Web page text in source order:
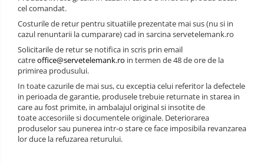
PAŞTE / EASTER
TEMATICA CULINARA
IARNA-CRACIUN-REVELION
DECOR BEJ & MARO
DECOR ROZ
DECOR NUNTA & LOGODNA
DECOR BOTEZ
DECOR EVENIMENTE CORPORATE
DECOR ANIVERSARI COPII
DECOR PETRECERI
cel comandat.
Costurile de retur pentru situatiile prezentate mai sus (nu si in
cazul renuntarii la cumparare) cad in sarcina servetelemank.ro
Solicitarile de retur se notifica in scris prin email
catreoffice@servetelemank.ro in termen de 48 de ore de la
primirea produsului.
In toate cazurile de mai sus, cu exceptia celui referitor la defectele
in perioada de garantie, produsele trebuie returnate in starea in
care au fost primite, in ambalajul original si insotite de
toate accesoriile si documentele originale. Deteriorarea
produselor sau punerea intr-o stare ce face imposibila revanzarea
lor duce la refuzarea returului.